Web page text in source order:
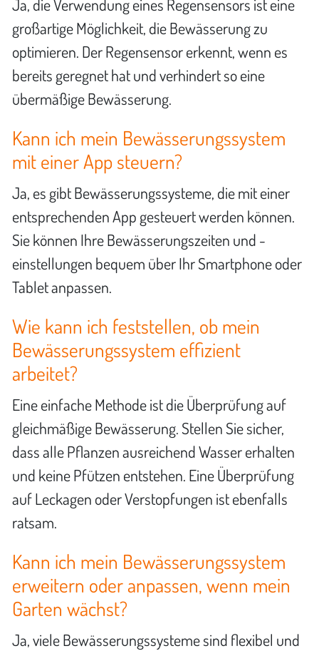
Ja, die Verwendung eines Regensensors ist eine
großartige Möglichkeit, die Bewässerung zu
optimieren. Der Regensensor erkennt, wenn es
bereits geregnet hat und verhindert so eine
übermäßige Bewässerung.
Kann ich mein Bewässerungssystem
mit einer App steuern?
Ja, es gibt Bewässerungssysteme, die mit einer
entsprechenden App gesteuert werden können.
Sie können Ihre Bewässerungszeiten und -
einstellungen bequem über Ihr Smartphone oder
Tablet anpassen.
Wie kann ich feststellen, ob mein
Bewässerungssystem effizient
arbeitet?
Eine einfache Methode ist die Überprüfung auf
gleichmäßige Bewässerung. Stellen Sie sicher,
dass alle Pflanzen ausreichend Wasser erhalten
und keine Pfützen entstehen. Eine Überprüfung
auf Leckagen oder Verstopfungen ist ebenfalls
ratsam.
Kann ich mein Bewässerungssystem
erweitern oder anpassen, wenn mein
Garten wächst?
Ja, viele Bewässerungssysteme sind flexibel und